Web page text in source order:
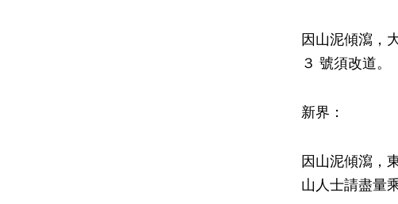
因山泥傾瀉，
３ 號須改道。
新界：
因山泥傾瀉，
山人士請盡量